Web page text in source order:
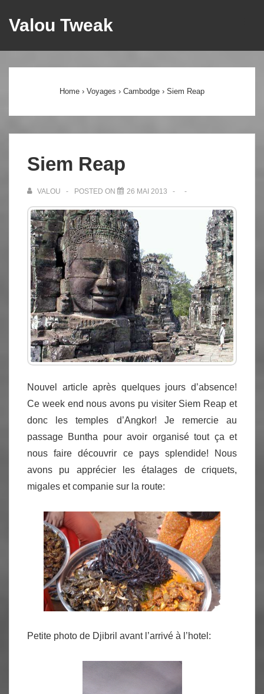
passer
Valou Tweak
Home › Voyages › Cambodge › Siem Reap
Siem Reap
VALOU POSTED ON 26 MAI 2013
Nouvel article après quelques jours d’absence!
Ce week end nous avons pu visiter Siem Reap et
donc les temples d’Angkor! Je remercie au
passage Buntha pour avoir organisé tout ça et
nous faire découvrir ce pays splendide! Nous
avons pu apprécier les étalages de criquets,
migales et companie sur la route:
Petite photo de Djibril avant l’arrivé à l’hotel: